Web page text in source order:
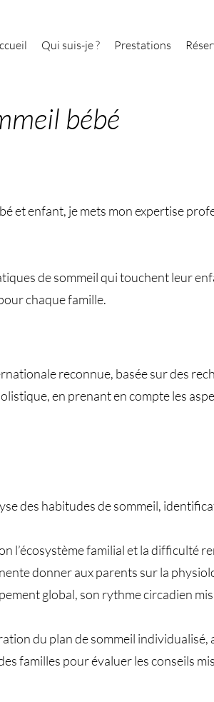
Qui suis-je ? Prestations
bébé
et enfant, je mets mon expertise
de sommeil qui touchent leur
chaque famille.
reconnue, basée sur des
en prenant en compte les
des habitudes de sommeil,
l’écosystème familial et la difficulté
donner aux parents sur la
global, son rythme circadien
du plan de sommeil
familles pour évaluer les conseils